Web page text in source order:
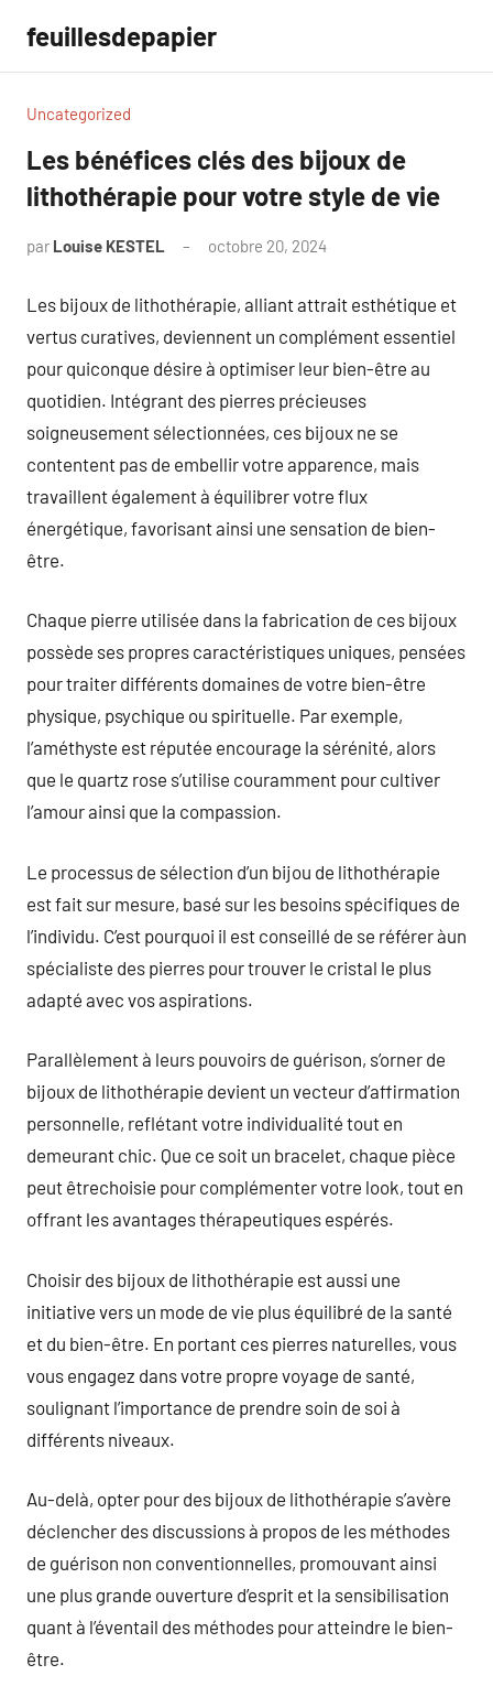
contenu
feuillesdepapier
Uncategorized
Les bénéfices clés des bijoux de
lithothérapie pour votre style de vie
par Louise KESTEL octobre 20, 2024
Les bijoux de lithothérapie, alliant attrait esthétique et
vertus curatives, deviennent un complément essentiel
pour quiconque désire à optimiser leur bien-être au
quotidien. Intégrant des pierres précieuses
soigneusement sélectionnées, ces bijoux ne se
contentent pas de embellir votre apparence, mais
travaillent également à équilibrer votre flux
énergétique, favorisant ainsi une sensation de bien-
être.
Chaque pierre utilisée dans la fabrication de ces bijoux
possède ses propres caractéristiques uniques, pensées
pour traiter différents domaines de votre bien-être
physique, psychique ou spirituelle. Par exemple,
l’améthyste est réputée encourage la sérénité, alors
que le quartz rose s’utilise couramment pour cultiver
l’amour ainsi que la compassion.
Le processus de sélection d’un bijou de lithothérapie
est fait sur mesure, basé sur les besoins spécifiques de
l’individu. C’est pourquoi il est conseillé de se référer àun
spécialiste des pierres pour trouver le cristal le plus
adapté avec vos aspirations.
Parallèlement à leurs pouvoirs de guérison, s’orner de
bijoux de lithothérapie devient un vecteur d’affirmation
personnelle, reflétant votre individualité tout en
demeurant chic. Que ce soit un bracelet, chaque pièce
peut êtrechoisie pour complémenter votre look, tout en
offrant les avantages thérapeutiques espérés.
Choisir des bijoux de lithothérapie est aussi une
initiative vers un mode de vie plus équilibré de la santé
et du bien-être. En portant ces pierres naturelles, vous
vous engagez dans votre propre voyage de santé,
soulignant l’importance de prendre soin de soi à
différents niveaux.
Au-delà, opter pour des bijoux de lithothérapie s’avère
déclencher des discussions à propos de les méthodes
de guérison non conventionnelles, promouvant ainsi
une plus grande ouverture d’esprit et la sensibilisation
quant à l’éventail des méthodes pour atteindre le bien-
être.